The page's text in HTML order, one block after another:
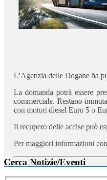
L’Agenzia delle Dogane ha
La domanda potrà essere
commerciale. Restano
con motori diesel Euro 5 o
Il recupero delle accise può
Per maggiori informazioni
Cerca Notizie/Eventi